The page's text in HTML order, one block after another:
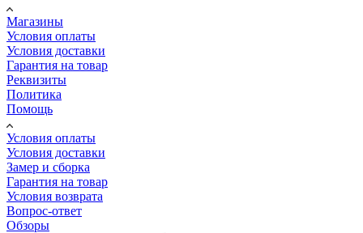
Магазины
Условия оплаты
Условия доставки
Гарантия на товар
Реквизиты
Политика
Помощь
Условия оплаты
Условия доставки
Замер и сборка
Гарантия на товар
Условия возврата
Вопрос-ответ
Обзоры